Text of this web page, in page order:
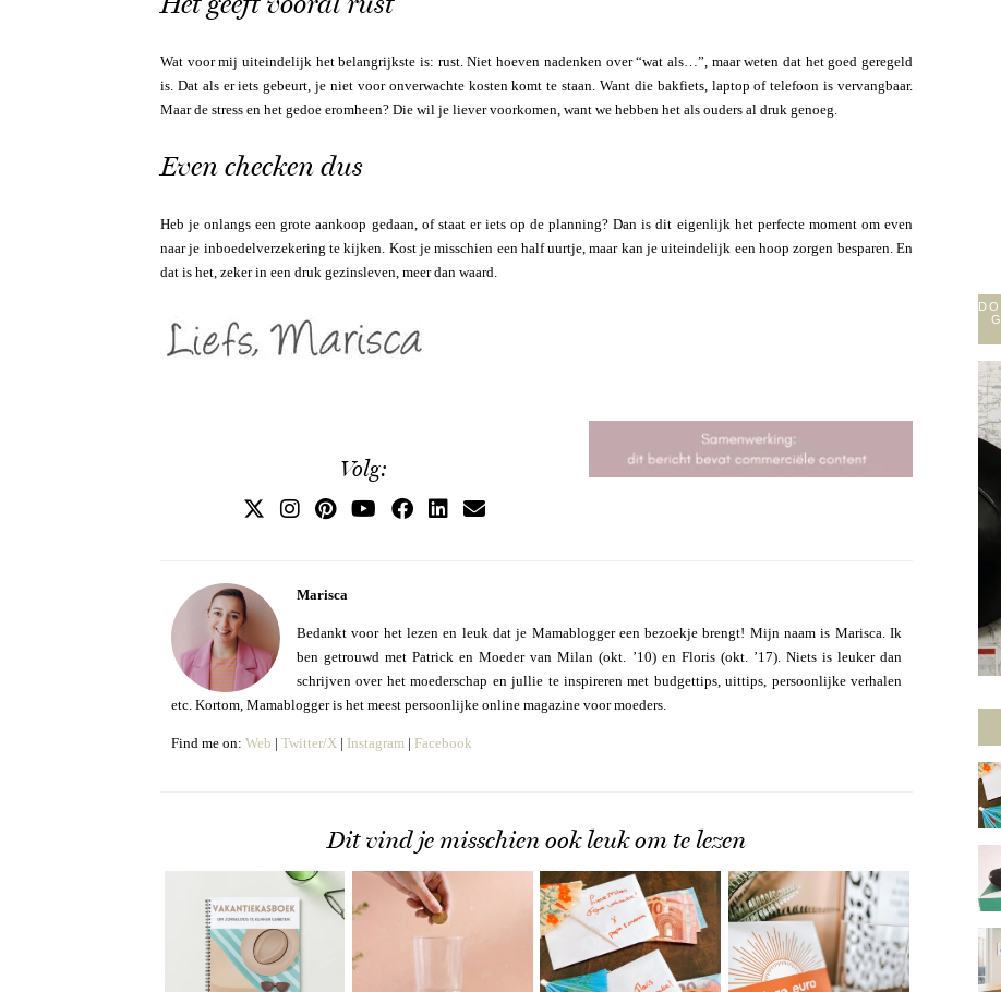
Wat voor mij uiteindelijk het belangrijkste is: rust. Niet hoeven nadenken over “wat als…”, maar weten dat het goed geregeld
is. Dat als er iets gebeurt, je niet voor onverwachte kosten komt te staan. Want die bakfiets, laptop of telefoon is vervangbaar.
Maar de stress en het gedoe eromheen? Die wil je liever voorkomen, want we hebben het als ouders al druk genoeg.
Even checken dus
Heb je onlangs een grote aankoop gedaan, of staat er iets op de planning? Dan is dit eigenlijk het perfecte moment om even
naar je inboedelverzekering te kijken. Kost je misschien een half uurtje, maar kan je uiteindelijk een hoop zorgen besparen. En
dat is het, zeker in een druk gezinsleven, meer dan waard.
Volg:
Marisca
Bedankt voor het lezen en leuk dat je Mamablogger een bezoekje brengt! Mijn naam is Marisca. Ik
ben getrouwd met Patrick en Moeder van Milan (okt. ’10) en Floris (okt. ’17). Niets is leuker dan
schrijven over het moederschap en jullie te inspireren met budgettips, uittips, persoonlijke verhalen
etc. Kortom, Mamablogger is het meest persoonlijke online magazine voor moeders.
Find me on: Web | Twitter/X | Instagram | Facebook
Dit vind je misschien ook leuk om te lezen